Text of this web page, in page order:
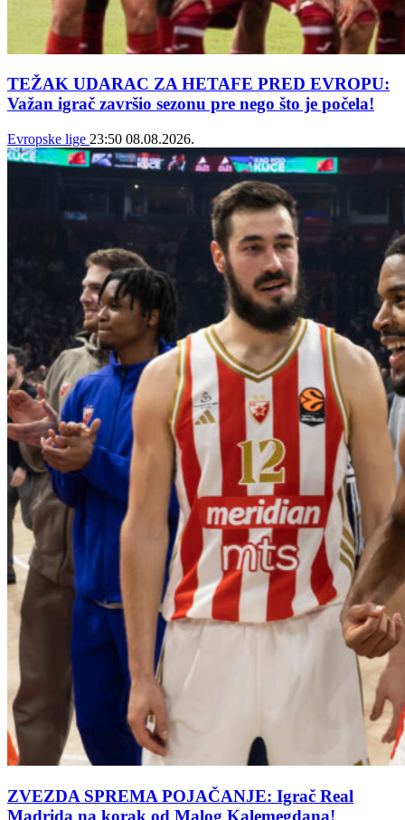
TEŽAK UDARAC ZA HETAFE PRED EVROPU:
Važan igrač završio sezonu pre nego što je počela!
Evropske lige 23:50 08.08.2026.
ZVEZDA SPREMA POJAČANJE: Igrač Real
Madrida na korak od Malog Kalemegdana!